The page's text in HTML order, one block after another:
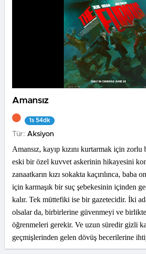
Amansız
1s 54dk
Tür: Aksiyon
Amansız, kayıp kızını kurtarmak için zorlu
eski bir özel kuvvet askerinin hikayesini
zanaatkarın kızı sokakta kaçırılınca, baba
için karmaşık bir suç şebekesinin içinden
kalır. Tek müttefiki ise bir gazetecidir. İki
olsalar da, birbirlerine güvenmeyi ve birlikte
öğrenmeleri gerekir. Ve uzun süredir gizli
geçmişlerinden gelen dövüş becerilerine